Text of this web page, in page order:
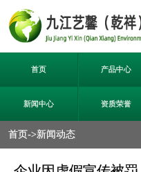
首页 产品中心
新闻中心 资质荣誉
首页->新闻动态